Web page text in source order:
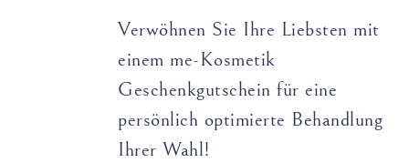
Verwöhnen Sie Ihre Liebsten mit
einem me-Kosmetik
Geschenkgutschein für eine
persönlich optimierte Behandlung
Ihrer Wahl!